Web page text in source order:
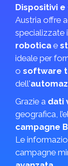
Dispositivi
Austria offre
specializzate
robotica e
ideale per
o software
dell'
Grazie a dati
geografica,
campagne
Le
campagne